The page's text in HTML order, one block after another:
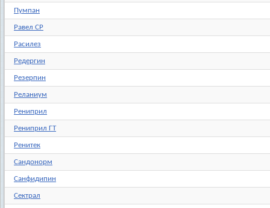
Пумпан
Равел СР
Расилез
Редергин
Резерпин
Реланиум
Рениприл
Рениприл ГТ
Ренитек
Сандонорм
Санфидипин
Сектрал